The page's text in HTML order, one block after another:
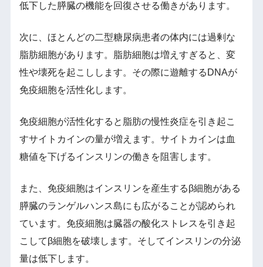
低下した膵臓の機能を回復させる働きがあります。
次に、ほとんどの二型糖尿病患者の体内には過剰な
脂肪細胞があります。脂肪細胞は増えすぎると、変
性や壊死を起こしします。その際に遊離するDNAが
免疫細胞を活性化します。
免疫細胞が活性化すると脂肪の慢性炎症を引き起こ
すサイトカインの量が増えます。サイトカインは血
糖値を下げるインスリンの働きを阻害します。
また、免疫細胞はインスリンを産生するβ細胞がある
膵臓のランゲルハンス島にも広がることが認められ
ています。免疫細胞は臓器の酸化ストレスを引き起
こしてβ細胞を破壊します。そしてインスリンの分泌
量は低下します。